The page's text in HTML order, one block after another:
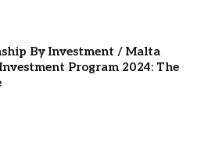
By Investment / Malta
Program 2024: The